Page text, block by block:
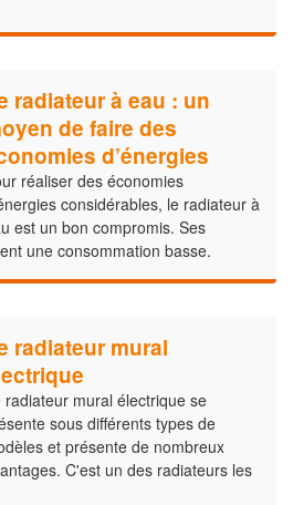
radiateur à eau : un
de faire des
d’énergies
réaliser des économies
considérables, le radiateur à
est un bon compromis. Ses
une consommation basse.
radiateur mural
radiateur mural électrique se
sous différents types de
et présente de nombreux
C'est un des radiateurs les